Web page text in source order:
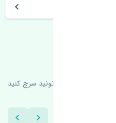
هستید؟
اطلاعات بیشتر می‌تونید سرچ کنید